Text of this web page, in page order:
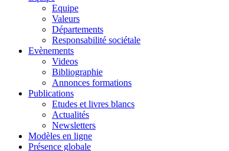
Equipe
Valeurs
Départements
Responsabilité sociétale
Evènements
Videos
Bibliographie
Annonces formations
Publications
Etudes et livres blancs
Actualités
Newsletters
Modèles en ligne
Présence globale